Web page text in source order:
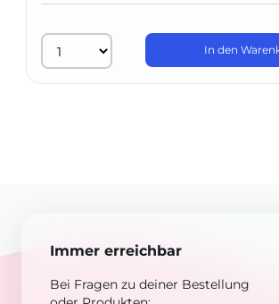
In den
Immer erreichbar
Bei Fragen zu deiner Bestellung